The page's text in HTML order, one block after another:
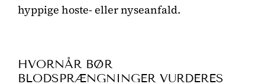
hyppige hoste- eller nyseanfald.
HVORNÅR BØR
BLODSPRÆNGNINGER VURDERES